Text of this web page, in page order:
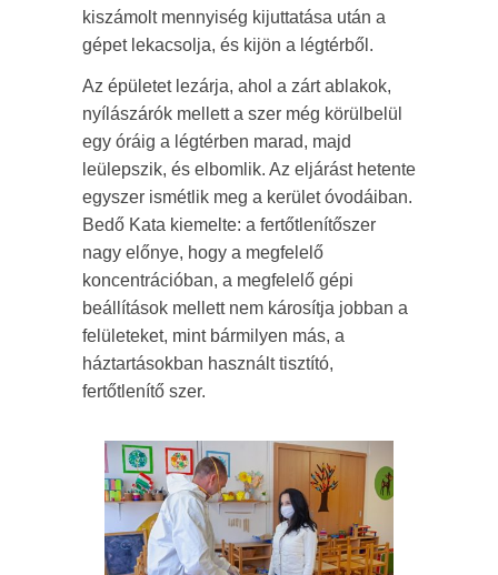
kiszámolt mennyiség kijuttatása után a
gépet lekacsolja, és kijön a légtérből.
Az épületet lezárja, ahol a zárt ablakok,
nyílászárók mellett a szer még körülbelül
egy óráig a légtérben marad, majd
leülepszik, és elbomlik. Az eljárást hetente
egyszer ismétlik meg a kerület óvodáiban.
Bedő Kata kiemelte: a fertőtlenítőszer
nagy előnye, hogy a megfelelő
koncentrációban, a megfelelő gépi
beállítások mellett nem károsítja jobban a
felületeket, mint bármilyen más, a
háztartásokban használt tisztító,
fertőtlenítő szer.